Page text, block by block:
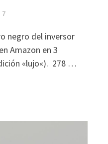
7
negro del inversor
Amazon en 3
«lujo«). 278 …